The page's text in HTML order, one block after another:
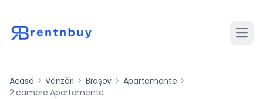
Acasă > Vânzări > Brașov > Apartamente >
2 camere Apartamente